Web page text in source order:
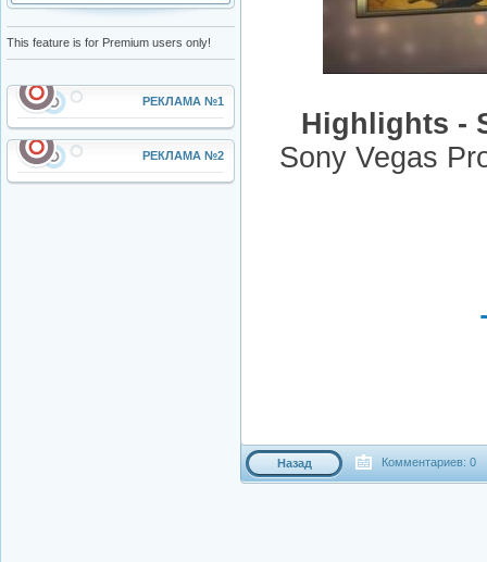
This feature is for Premium users only!
РЕКЛАМА №1
РЕКЛАМА №2
Highlights -
Sony Vegas
Назад Комментариев: 0